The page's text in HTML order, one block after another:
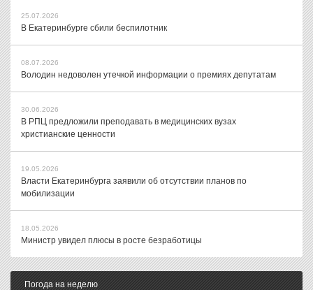
25.07.2026
В Екатеринбурге сбили беспилотник
08.07.2026
Володин недоволен утечкой информации о премиях депутатам
30.06.2026
В РПЦ предложили преподавать в медицинских вузах
христианские ценности
19.05.2026
Власти Екатеринбурга заявили об отсутствии планов по
мобилизации
18.05.2026
Министр увидел плюсы в росте безработицы
Погода на неделю